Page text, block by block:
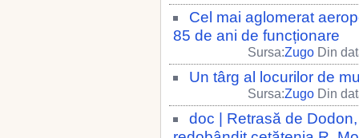
Cel mai aglomerat
85 de ani de funcționare
Sursa:Zugo Din
Un târg al locurilor de
Sursa:Zugo Din
doc | Retrasă de